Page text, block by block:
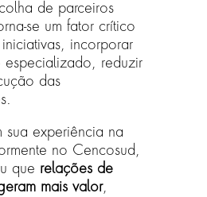
de parceiros
se um fator crítico
incorporar
especializado, reduzir
das
sua experiência na
no Cencosud,
que relações de
mais valor,